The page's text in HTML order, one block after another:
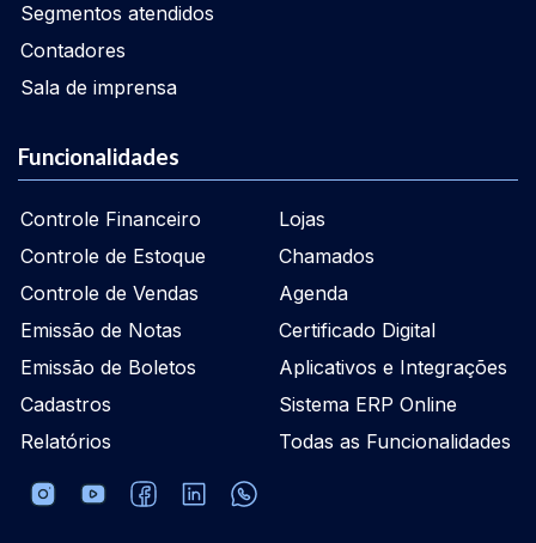
Segmentos atendidos
Contadores
Sala de imprensa
Funcionalidades
Controle Financeiro
Controle de Estoque
Controle de Vendas
Emissão de Notas
Emissão de Boletos
Cadastros
Relatórios
Lojas
Chamados
Agenda
Certificado Digital
Aplicativos e Integrações
Sistema ERP Online
Todas as Funcionalidades